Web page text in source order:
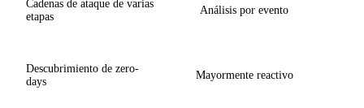
Cadenas de ataque de varias
etapas
Análisis por evento
Descubrimiento de zero-
days
Mayormente reactivo